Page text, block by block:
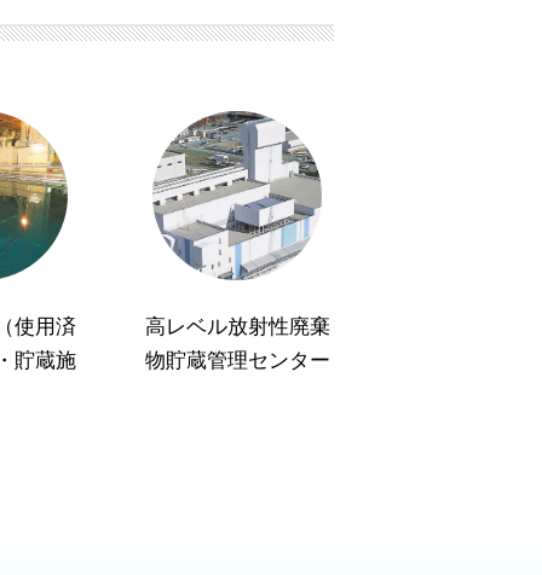
使用済
貯蔵施
高レベル放射性廃棄
物貯蔵管理センター